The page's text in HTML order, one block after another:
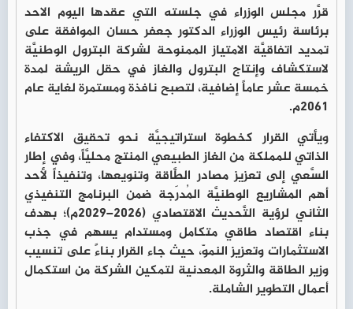
قرَّر مجلس الوزراء في جلسته التي عقدها اليوم الاحد
برئاسة رئيس الوزراء الدكتور جعفر حسان الموافقة على
تمديد اتفاقيَّة الامتياز الممنوحة لشركة البترول الوطنيَّة
لاستكشاف وإنتاج البترول والغاز في حقل الريشة لمدة
خمسة عشر عاماً إضافية، لتصبح نافذة ومستمرة لغاية عام
2061م.
ويأتي القرار كخطوة استراتيجيَّة نحو تحقيق الاكتفاء
الذاتي للمملكة من الغاز الطبيعي المنتج محليَّاً، وفي إطار
السَّعي إلى تعزيز مصادر الطَّاقة وتنويعها، وتنفيذاً لأحد
أهم المشاريع الوطنيَّة المُدرَجة ضمن البرنامج التنفيذي
الثاني لرؤية التَّحديث الاقتصادي (2026–2029م)؛ بهدف
بناء اقتصاد طاقي متكامل ومستدام يسهم في جذب
الاستثمارات وتعزيز النموّ، حيث جاء القرار بناءً على تنسيب
وزير الطاقة والثروة المعدنية لتمكين الشركة من استكمال
أعمال التطوير الشاملة.